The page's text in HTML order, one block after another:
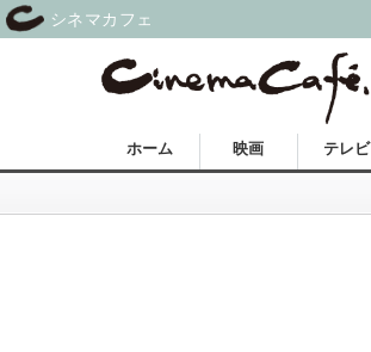
ホーム 映画 テレビ
シネマカフェ